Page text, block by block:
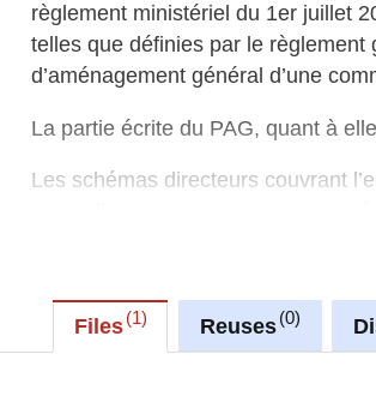
règlement ministériel du 1er juillet
telles que définies par le
d’aménagement général d’une
La partie écrite du PAG, quant à
Les schémas directeurs couvrant
Sur le sitehttps://pag-
« GML » ainsi qu’un outil plugin
visualiser (selon la légende type)
Files 1 Reuses 0